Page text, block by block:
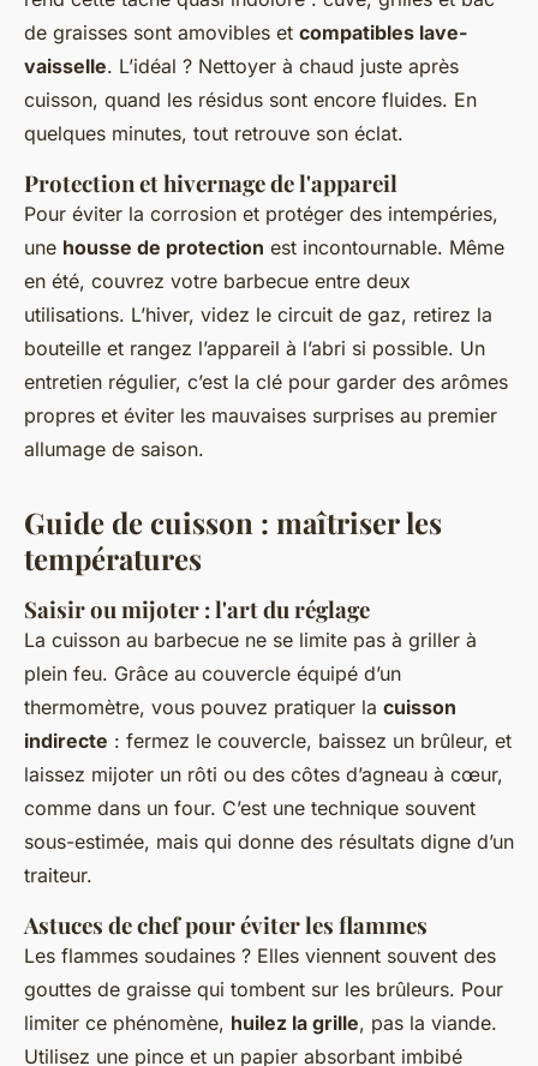
de graisses sont amovibles et compatibles lave-
vaisselle. L’idéal ? Nettoyer à chaud juste après
cuisson, quand les résidus sont encore fluides. En
quelques minutes, tout retrouve son éclat.
Protection et hivernage de l'appareil
Pour éviter la corrosion et protéger des intempéries,
une housse de protection est incontournable. Même
en été, couvrez votre barbecue entre deux
utilisations. L’hiver, videz le circuit de gaz, retirez la
bouteille et rangez l’appareil à l’abri si possible. Un
entretien régulier, c’est la clé pour garder des arômes
propres et éviter les mauvaises surprises au premier
allumage de saison.
Guide de cuisson : maîtriser les
températures
Saisir ou mijoter : l'art du réglage
La cuisson au barbecue ne se limite pas à griller à
plein feu. Grâce au couvercle équipé d’un
thermomètre, vous pouvez pratiquer la cuisson
indirecte : fermez le couvercle, baissez un brûleur, et
laissez mijoter un rôti ou des côtes d’agneau à cœur,
comme dans un four. C’est une technique souvent
sous-estimée, mais qui donne des résultats digne d’un
traiteur.
Astuces de chef pour éviter les flammes
Les flammes soudaines ? Elles viennent souvent des
gouttes de graisse qui tombent sur les brûleurs. Pour
limiter ce phénomène, huilez la grille, pas la viande.
Utilisez une pince et un papier absorbant imbibé